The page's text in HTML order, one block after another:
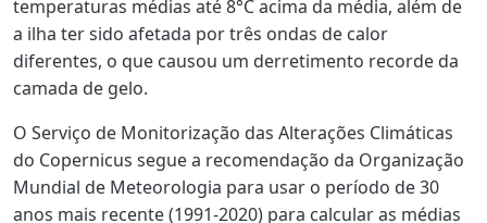
temperaturas médias até 8°C acima da média, além de
a ilha ter sido afetada por três ondas de calor
diferentes, o que causou um derretimento recorde da
camada de gelo.
O Serviço de Monitorização das Alterações Climáticas
do Copernicus segue a recomendação da Organização
Mundial de Meteorologia para usar o período de 30
anos mais recente (1991-2020) para calcular as médias